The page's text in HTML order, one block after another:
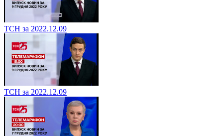
ТСН за 2022.12.09
ТСН за 2022.12.09